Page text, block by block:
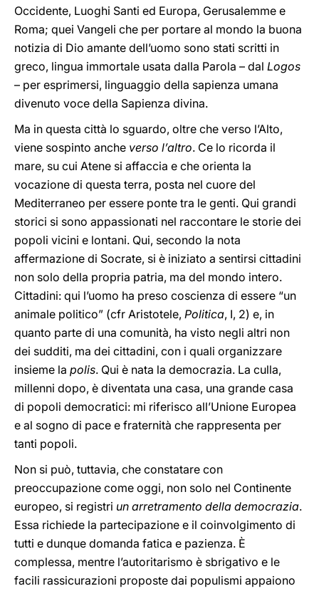
Occidente, Luoghi Santi ed Europa, Gerusalemme e
Roma; quei Vangeli che per portare al mondo la buona
notizia di Dio amante dell’uomo sono stati scritti in
greco, lingua immortale usata dalla Parola – dal Logos
– per esprimersi, linguaggio della sapienza umana
divenuto voce della Sapienza divina.
Ma in questa città lo sguardo, oltre che verso l’Alto,
viene sospinto anche verso l’altro. Ce lo ricorda il
mare, su cui Atene si affaccia e che orienta la
vocazione di questa terra, posta nel cuore del
Mediterraneo per essere ponte tra le genti. Qui grandi
storici si sono appassionati nel raccontare le storie dei
popoli vicini e lontani. Qui, secondo la nota
affermazione di Socrate, si è iniziato a sentirsi cittadini
non solo della propria patria, ma del mondo intero.
Cittadini: qui l’uomo ha preso coscienza di essere “un
animale politico” (cfr Aristotele, Politica, I, 2) e, in
quanto parte di una comunità, ha visto negli altri non
dei sudditi, ma dei cittadini, con i quali organizzare
insieme la polis. Qui è nata la democrazia. La culla,
millenni dopo, è diventata una casa, una grande casa
di popoli democratici: mi riferisco all’Unione Europea
e al sogno di pace e fraternità che rappresenta per
tanti popoli.
Non si può, tuttavia, che constatare con
preoccupazione come oggi, non solo nel Continente
europeo, si registri un arretramento della democrazia.
Essa richiede la partecipazione e il coinvolgimento di
tutti e dunque domanda fatica e pazienza. È
complessa, mentre l’autoritarismo è sbrigativo e le
facili rassicurazioni proposte dai populismi appaiono